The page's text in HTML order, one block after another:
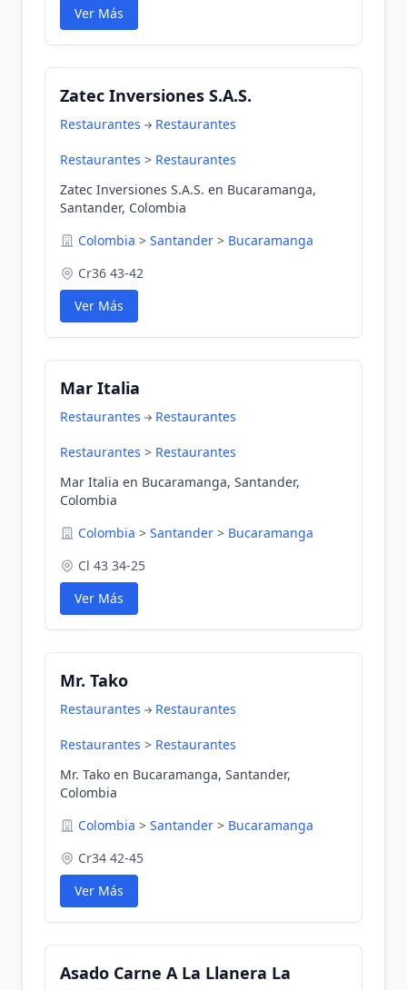
Ver Más
Zatec Inversiones S.A.S.
Restaurantes Restaurantes
Restaurantes > Restaurantes
Zatec Inversiones S.A.S. en Bucaramanga,
Santander, Colombia
Colombia > Santander > Bucaramanga
Cr36 43-42
Ver Más
Mar Italia
Restaurantes Restaurantes
Restaurantes > Restaurantes
Mar Italia en Bucaramanga, Santander,
Colombia
Colombia > Santander > Bucaramanga
Cl 43 34-25
Ver Más
Mr. Tako
Restaurantes Restaurantes
Restaurantes > Restaurantes
Mr. Tako en Bucaramanga, Santander,
Colombia
Colombia > Santander > Bucaramanga
Cr34 42-45
Ver Más
Asado Carne A La Llanera La